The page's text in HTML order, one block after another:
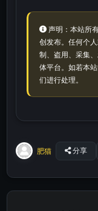
声明：本站所
创发布。任何个
制、盗用、采集
体平台。如若本
们进行处理。
肥猫 分享